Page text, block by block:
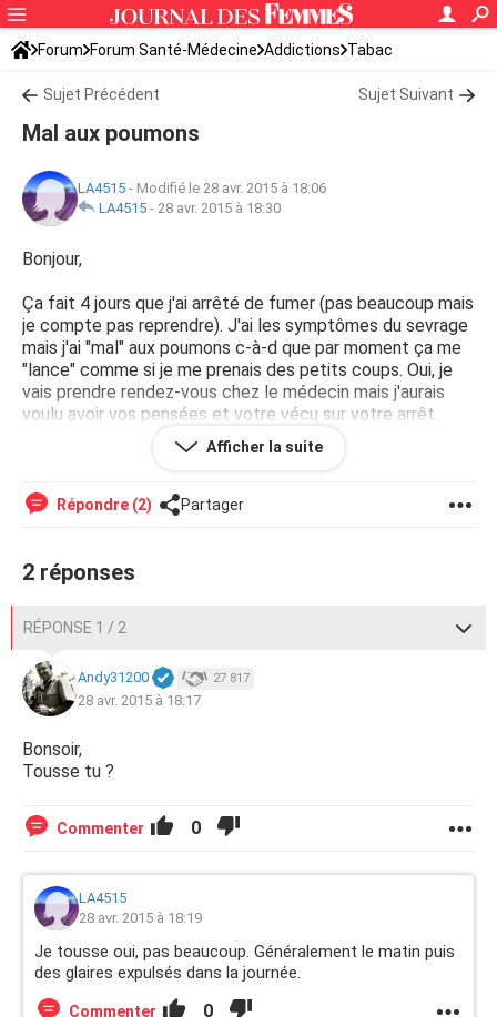
Forum Forum Santé-Médecine Addictions Tabac
Sujet Précédent Sujet Suivant
Mal aux poumons
LA4515 - Modifié le 28 avr. 2015 à 18:06
LA4515 - 28 avr. 2015 à 18:30
Bonjour,
Ça fait 4 jours que j'ai arrêté de fumer (pas beaucoup mais
je compte pas reprendre). J'ai les symptômes du sevrage
mais j'ai "mal" aux poumons c-à-d que par moment ça me
"lance" comme si je me prenais des petits coups. Oui, je
vais prendre rendez-vous chez le médecin mais j'aurais
voulu avoir vos pensées et votre vécu sur votre arrêt.
Comment l'avez vous vécu ? Avez-vous aussi eu mal aux
Afficher la suite
Répondre (2) Partager
2 réponses
RÉPONSE 1 / 2
Andy31200 27 817
28 avr. 2015 à 18:17
Bonsoir,
Tousse tu ?
Commenter 0
LA4515
28 avr. 2015 à 18:19
Je tousse oui, pas beaucoup. Généralement le matin puis
des glaires expulsés dans la journée.
Commenter 0